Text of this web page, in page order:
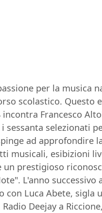
per la musica
scolastico. Questo
Francesco
selezionati
ad approfondire
musicali, esibizioni
un prestigioso
L'anno successivo
con Luca Abete, sigla
Deejay a